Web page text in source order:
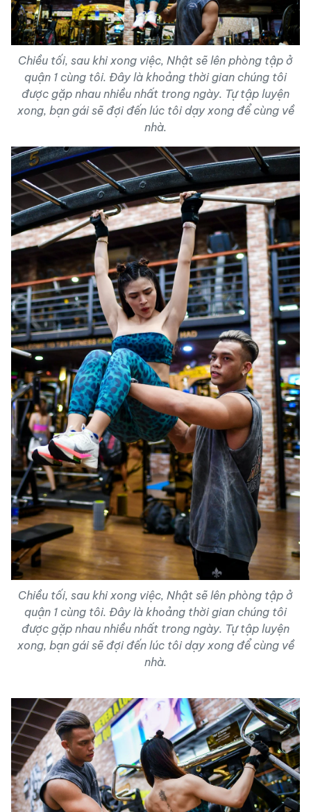
Chiều tối, sau khi xong việc, Nhật sẽ lên phòng tập ở
quận 1 cùng tôi. Đây là khoảng thời gian chúng tôi
được gặp nhau nhiều nhất trong ngày. Tự tập luyện
xong, bạn gái sẽ đợi đến lúc tôi dạy xong để cùng về
nhà.
Chiều tối, sau khi xong việc, Nhật sẽ lên phòng tập ở
quận 1 cùng tôi. Đây là khoảng thời gian chúng tôi
được gặp nhau nhiều nhất trong ngày. Tự tập luyện
xong, bạn gái sẽ đợi đến lúc tôi dạy xong để cùng về
nhà.